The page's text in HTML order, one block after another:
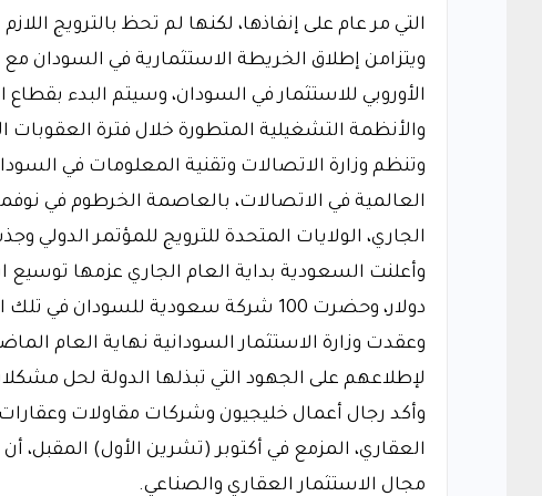
التي مر عام على إنفاذها، لكنها لم تحظ بالترويج
ويتزامن إطلاق الخريطة الاستثمارية في السودان
الأوروبي للاستثمار في السودان، وسيتم البدء
والأنظمة التشغيلية المتطورة خلال فترة
وتنظم وزارة الاتصالات وتقنية المعلومات في
العالمية في الاتصالات، بالعاصمة الخرطوم في
الجاري، الولايات المتحدة للترويج للمؤتمر
دولار، وحضرت 100 شركة سعودية للسودان في تلك الفترة، للتباحث حول الاستثمار في السودان.
وعقدت وزارة الاستثمار السودانية نهاية العام
لإطلاعهم على الجهود التي تبذلها الدولة لحل
وأكد رجال أعمال خليجيون وشركات مقاولات وعقارات
العقاري، المزمع في أكتوبر (تشرين الأول) المقبل،
مجال الاستثمار العقاري والصناعي.